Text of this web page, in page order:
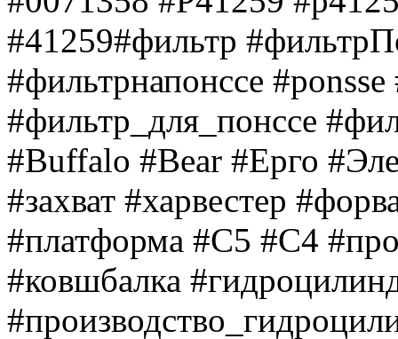
#41259#фильтр
#фильтрнапонссе #ponsse
#фильтр_для_понссе
#Buffalo #Bear #Ерго
#захват #харвестер
#платформа #C5 #C4
#ковшбалка